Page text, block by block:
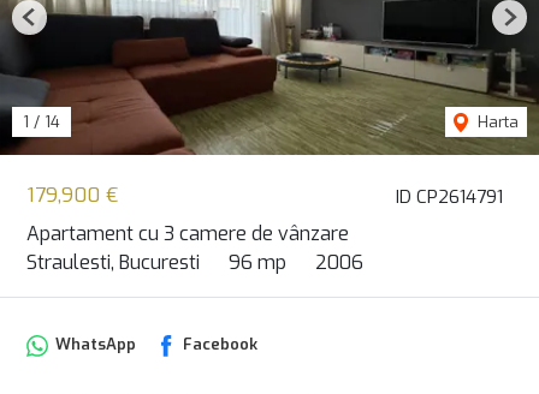
ID CP2614791
179,900 €
Apartament cu 3 camere de vânzare
Straulesti, Bucuresti
96 mp 2006
1 / 14 Harta
Previous
WhatsApp Facebook